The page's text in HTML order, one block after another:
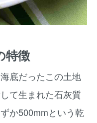
特徴
底だったこの土地
て生まれた石灰質
か500mmという乾